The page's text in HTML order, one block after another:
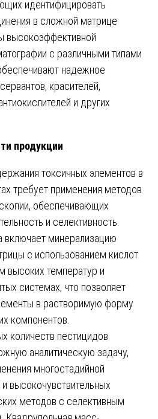
идентифицировать
в сложной матрице
высокоэффективной
с различными типами
надежное
красителей,
и других
продукции
токсичных элементов в
требует применения методов
обеспечивающих
и селективность.
включает минерализацию
с использованием кислот
высоких температур и
системах, что позволяет
в растворимую форму
компонентов.
количеств пестицидов
аналитическую задачу,
многостадийной
высокочувствительных
методов с селективным